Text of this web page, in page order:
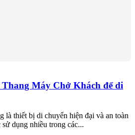
Máy Chở Khách để di
là thiết bị di chuyển hiện đại và an toàn
dụng nhiều trong các...